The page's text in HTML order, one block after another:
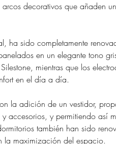
decorativos que añaden
ha sido completamente
en un elegante tono
mientras que los
en el día a día.
la adición de un vestidor,
accesorios, y permitiendo así
también han sido
maximización del espacio.